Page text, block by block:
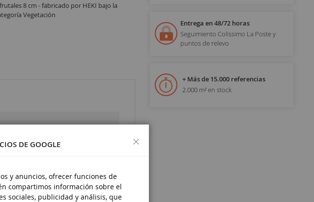
8 cm - fabricado por HEKI bajo la
Vegetación
Entrega en 48/72 horas
Seguimiento Colissimo La Poste y
puntos de relevo
+ Más de 15.000 referencias
2.000 m² en stock
DE GOOGLE
y anuncios, ofrecer funciones de
compartimos información sobre el
sociales, publicidad y análisis, que